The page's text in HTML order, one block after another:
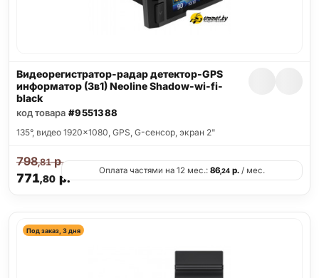
Видеорегистратор-радар детектор-GPS
информатор (3в1) Neoline Shadow-wi-fi-
black
код товара #9551388
135°, видео 1920x1080, GPS, G-сенсор, экран 2"
771,80р.
798,81р.
Оплата частями на 12 мес.: 86,24 р. / мес.
Под заказ, 3 дня